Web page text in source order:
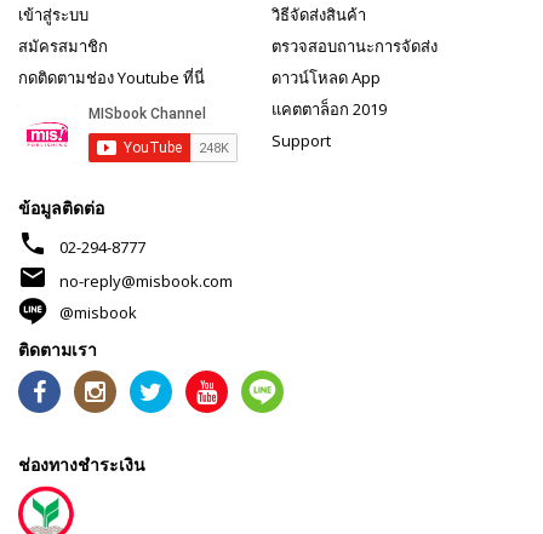
เข้าสู่ระบบ
สมัครสมาชิก
กดติดตามช่อง Youtube ที่นี่
วิธีจัดส่งสินค้า
ตรวจสอบถานะการจัดส่ง
ดาวน์โหลด App
แคตตาล็อก 2019
Support
ข้อมูลติดต่อ
phone 02-294-8777
mail
no-reply@misbook.com
@misbook
ติดตามเรา
ช่องทางชำระเงิน